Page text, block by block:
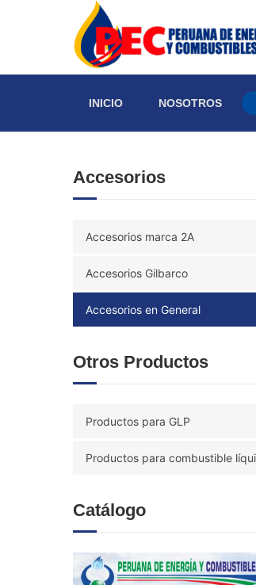
INICIO NOSOTROS
Accesorios
Accesorios marca 2A
Accesorios Gilbarco
Accesorios en General
Otros Productos
Productos para GLP
Productos para combustible
Catálogo